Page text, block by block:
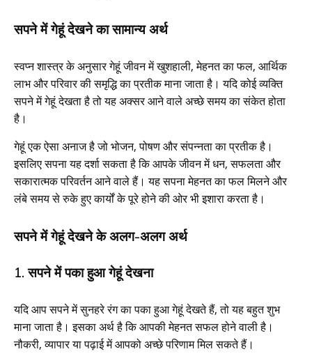
सपने में गेहूं देखने का सामान्य अर्थ
स्वप्न शास्त्र के अनुसार गेहूं जीवन में खुशहाली, मेहनत का फल, आर्थिक
लाभ और परिवार की समृद्धि का प्रतीक माना जाता है। यदि कोई व्यक्ति
सपने में गेहूं देखता है तो यह अक्सर आने वाले अच्छे समय का संकेत होता
है।
गेहूं एक ऐसा अनाज है जो भोजन, पोषण और संपन्नता का प्रतीक है।
इसलिए सपना यह दर्शा सकता है कि आपके जीवन में धन, सफलता और
सकारात्मक परिवर्तन आने वाले हैं। यह सपना मेहनत का फल मिलने और
लंबे समय से रुके हुए कार्यों के पूरे होने की ओर भी इशारा करता है।
सपने में गेहूं देखने के अलग-अलग अर्थ
1. सपने में पका हुआ गेहूं देखना
यदि आप सपने में सुनहरे रंग का पका हुआ गेहूं देखते हैं, तो यह बहुत शुभ
माना जाता है। इसका अर्थ है कि आपकी मेहनत सफल होने वाली है।
नौकरी, व्यापार या पढ़ाई में आपको अच्छे परिणाम मिल सकते हैं।